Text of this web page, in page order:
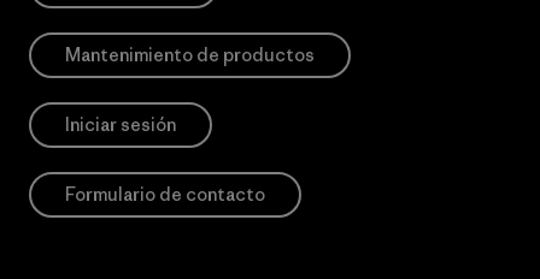
Mantenimiento de productos
Iniciar sesión
Formulario de contacto